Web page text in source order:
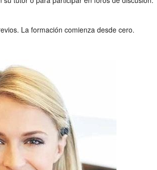
La formación comienza desde cero.